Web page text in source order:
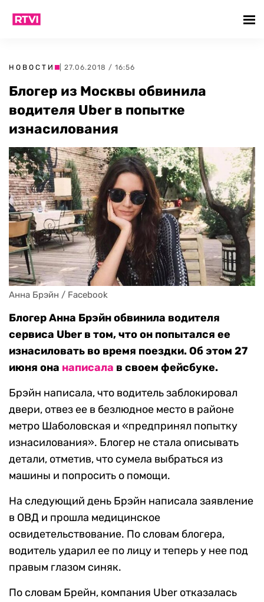
НОВОСТИ | 27.06.2018 / 16:56
Блогер из Москвы обвинила
водителя Uber в попытке
изнасилования
Анна Брэйн / Facebook
Блогер Анна Брэйн обвинила водителя
сервиса Uber в том, что он попытался ее
изнасиловать во время поездки. Об этом 27
июня она написала в своем фейсбуке.
Брэйн написала, что водитель заблокировал
двери, отвез ее в безлюдное место в районе
метро Шаболовская и «предпринял попытку
изнасилования». Блогер не стала описывать
детали, отметив, что сумела выбраться из
машины и попросить о помощи.
На следующий день Брэйн написала заявление
в ОВД и прошла медицинское
освидетельствование. По словам блогера,
водитель ударил ее по лицу и теперь у нее под
правым глазом синяк.
По словам Брейн, компания Uber отказалась